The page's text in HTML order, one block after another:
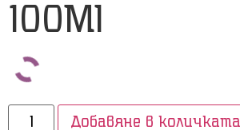
100Ml
Добавяне в количката